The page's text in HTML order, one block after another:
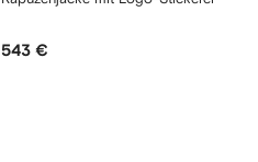
543 €